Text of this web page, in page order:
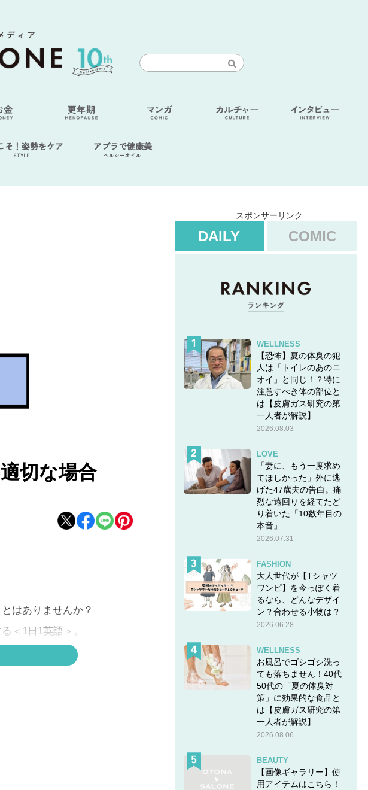
そ！姿勢をケア
STYLE
アブラで健康美
ヘルシーオイル
切な場合
はありませんか？
＜1日1英語＞。
スポンサーリンク
DAILY COMIC
WELLNESS
【恐怖】夏の体臭の犯
人は「トイレのあのニ
オイ」と同じ！？特に
注意すべき体の部位と
は【皮膚ガス研究の第
一人者が解説】
2026.08.03
LOVE
「妻に、もう一度求め
てほしかった」外に逃
げた47歳夫の告白。痛
烈な遠回りを経てたど
り着いた「10数年目の
本音」
2026.07.31
FASHION
大人世代が【Tシャツ
ワンピ】を今っぽく着
るなら、どんなデザイ
ン？合わせる小物は？
2026.06.28
WELLNESS
お風呂でゴシゴシ洗っ
ても落ちません！40代
50代の「夏の体臭対
策」に効果的な食品と
は【皮膚ガス研究の第
一人者が解説】
2026.08.06
BEAUTY
【画像ギャラリー】使
用アイテムはこちら！